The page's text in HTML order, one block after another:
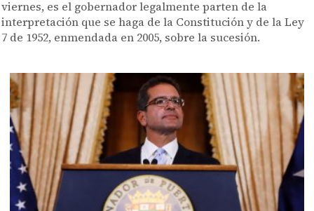
viernes, es el gobernador legalmente parten de la
interpretación que se haga de la Constitución y de la Ley
7 de 1952, enmendada en 2005, sobre la sucesión.